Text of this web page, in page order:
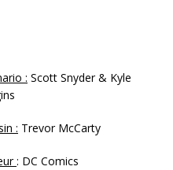
: Scott Snyder & Kyle
: Trevor McCarty
: DC Comics